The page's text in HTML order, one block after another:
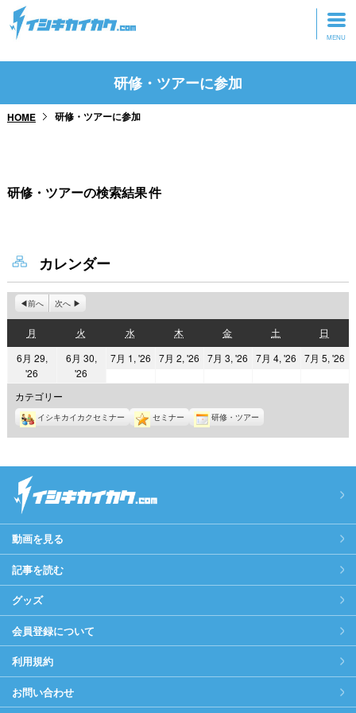
トップページ
研修・ツアーに参加
研修・ツアーに参加
HOME 研修・ツアーに参加
研修・ツアーの検索結果件
カレンダー
前へ 次へ
月
曜
日
火
曜
日
水水
曜
日
木
曜
日
金金
曜
日
土
曜
日
日
曜
日
6月 29,
'26
年
6
月
29
6月 30,
'26
6
月
30
7月 1, '262026
月
1
日
7月 2, '26
2026
月
2
日
7月 3, '26
2026
月
日
7月 4, '26
2026
日
7月 5, '26
日
カテゴリー
イシキカイカクセミナー セミナー 研修・ツアー
動画を見る
記事を読む
グッズ
会員登録について
利用規約
お問い合わせ